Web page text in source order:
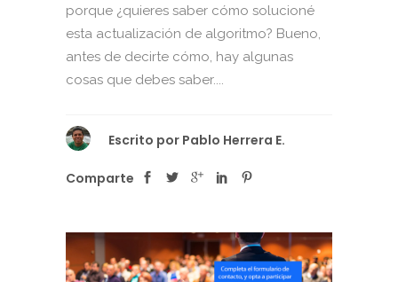
porque ¿quieres saber cómo solucioné
esta actualización de algoritmo? Bueno,
antes de decirte cómo, hay algunas
cosas que debes saber....
Escrito por Pablo Herrera E.
Comparte